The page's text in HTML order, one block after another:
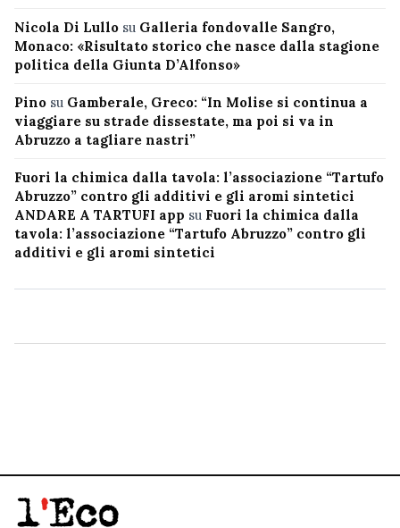
Nicola Di Lullo su Galleria fondovalle Sangro,
Monaco: «Risultato storico che nasce dalla stagione
politica della Giunta D’Alfonso»
Pino su Gamberale, Greco: “In Molise si continua a
viaggiare su strade dissestate, ma poi si va in
Abruzzo a tagliare nastri”
Fuori la chimica dalla tavola: l’associazione “Tartufo
Abruzzo” contro gli additivi e gli aromi sintetici
ANDARE A TARTUFI app su Fuori la chimica dalla
tavola: l’associazione “Tartufo Abruzzo” contro gli
additivi e gli aromi sintetici